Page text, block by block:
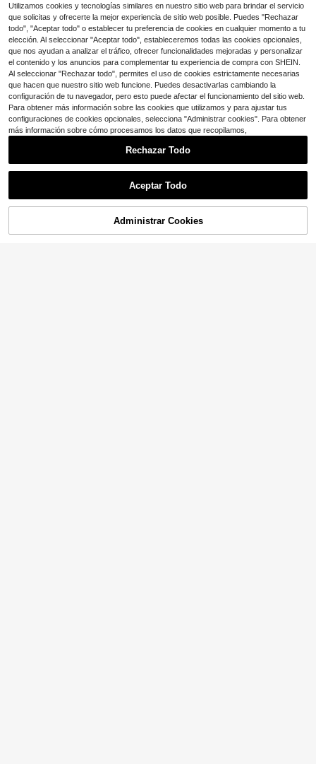
delicada, adecuado para uso diario
y vacaciones de mujeres
$ 2.10 -9%
¡27% DE DESCUENTO!
Utilizamos cookies y tecnologías similares en nuestro sitio web para brindar el servicio
que solicitas y ofrecerte la mejor experiencia de sitio web posible. Puedes "Rechazar
todo", "Aceptar todo" o establecer tu preferencia de cookies en cualquier momento a tu
elección. Al seleccionar "Aceptar todo", estableceremos todas las cookies opcionales,
que nos ayudan a analizar el tráfico, ofrecer funcionalidades mejoradas y personalizar
el contenido y los anuncios para complementar tu experiencia de compra con SHEIN.
Al seleccionar "Rechazar todo", permites el uso de cookies estrictamente necesarias
que hacen que nuestro sitio web funcione. Puedes desactivarlas cambiando la
configuración de tu navegador, pero esto puede afectar el funcionamiento del sitio web.
Para obtener más información sobre las cookies que utilizamos y para ajustar tus
configuraciones de cookies opcionales, selecciona "Administrar cookies". Para obtener
más información sobre cómo procesamos los datos que recopilamos,
Rechazar Todo
Aceptar Todo
Administrar Cookies